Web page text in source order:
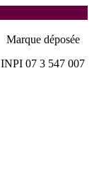
Marque déposée
INPI 07 3 547 007